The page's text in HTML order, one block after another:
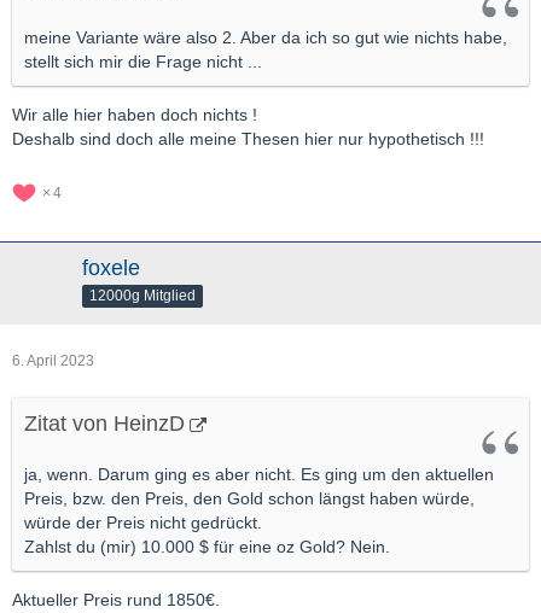
meine Variante wäre also 2. Aber da ich so gut wie nichts habe,
stellt sich mir die Frage nicht ...
Wir alle hier haben doch nichts !
Deshalb sind doch alle meine Thesen hier nur hypothetisch !!!
4
foxele
12000g Mitglied
6. April 2023
Zitat von HeinzD
ja, wenn. Darum ging es aber nicht. Es ging um den aktuellen
Preis, bzw. den Preis, den Gold schon längst haben würde,
würde der Preis nicht gedrückt.
Zahlst du (mir) 10.000 $ für eine oz Gold? Nein.
Aktueller Preis rund 1850€.